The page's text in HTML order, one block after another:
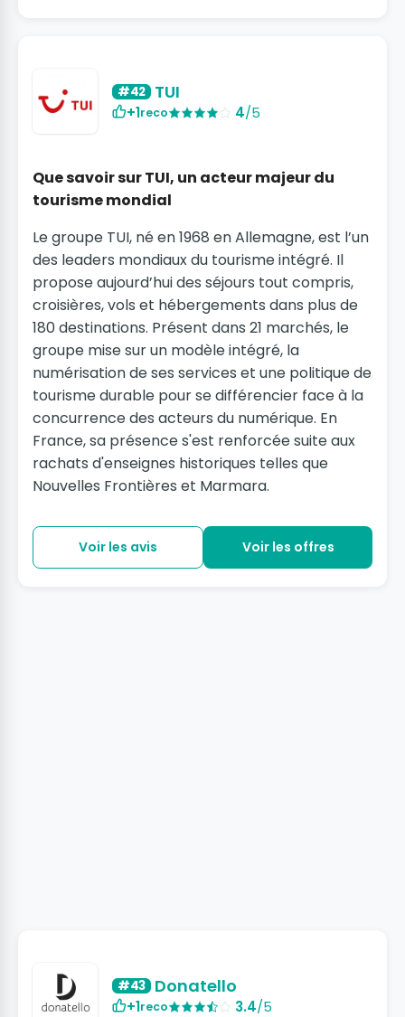
#42 TUI
+1reco 4/5
Que savoir sur TUI, un acteur majeur du
tourisme mondial
Le groupe TUI, né en 1968 en Allemagne, est l’un
des leaders mondiaux du tourisme intégré. Il
propose aujourd’hui des séjours tout compris,
croisières, vols et hébergements dans plus de
180 destinations. Présent dans 21 marchés, le
groupe mise sur un modèle intégré, la
numérisation de ses services et une politique de
tourisme durable pour se différencier face à la
concurrence des acteurs du numérique. En
France, sa présence s'est renforcée suite aux
rachats d'enseignes historiques telles que
Nouvelles Frontières et Marmara.
Voir les avis Voir les offres
#43 Donatello
+1reco 3.4/5